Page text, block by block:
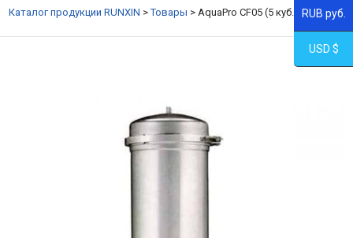
Каталог продукции RUNXIN >Товары >AquaPro CF05 (5 куб.м/ч)RUB руб.
USD $